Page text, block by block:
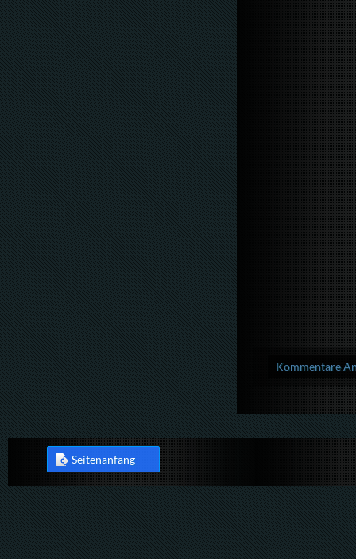
Kommentare
Seitenanfang